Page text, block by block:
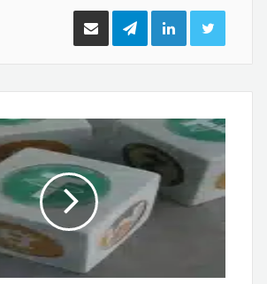
توییتر لینکدینتلگرام اشتراک
گذاری
ایمیل